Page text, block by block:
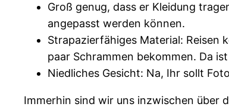
Groß genug, dass er Kleidung
angepasst werden können.
Strapazierfähiges Material: Reisen
paar Schrammen bekommen. Da
Niedliches Gesicht: Na, Ihr sollt
Immerhin sind wir uns inzwischen über